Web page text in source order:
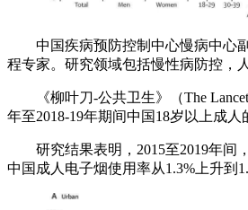
中国疾病预防控制中心慢病中心
程专家。研究领域包括慢性病防控，
《柳叶刀-公共卫生》（The
年至2018-19年期间中国18岁以上成
研究结果表明，2015至2019年间
中国成人电子烟使用率从1.3%上升到